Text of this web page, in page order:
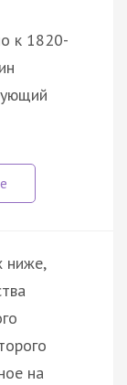
к 1820-
ниже,
на